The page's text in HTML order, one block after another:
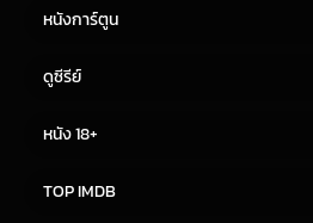
หนังการ์ตูน
ดูซีรีย์
หนัง 18+
TOP IMDB